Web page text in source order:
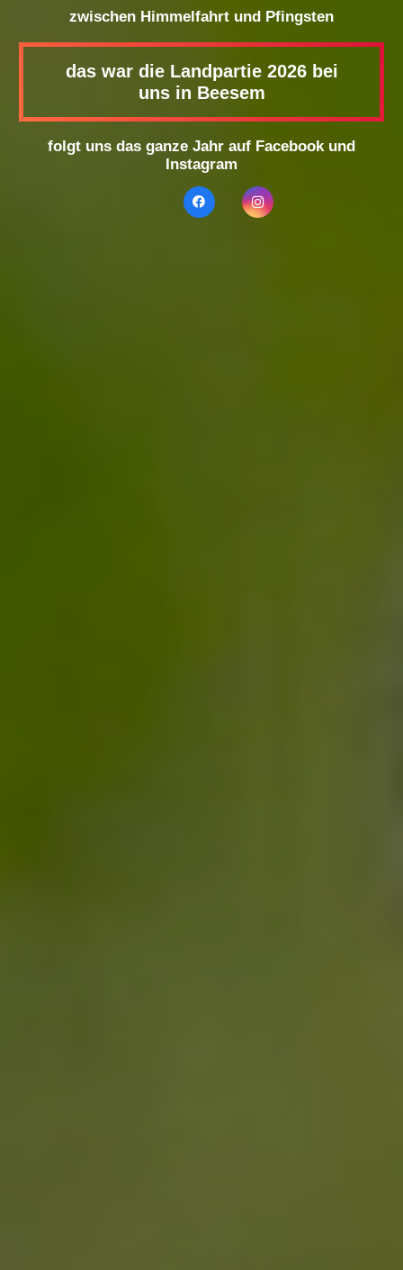
zwischen Himmelfahrt und Pfingsten
das war die Landpartie 2026 bei
uns in Beesem
folgt uns das ganze Jahr auf Facebook und
Instagram